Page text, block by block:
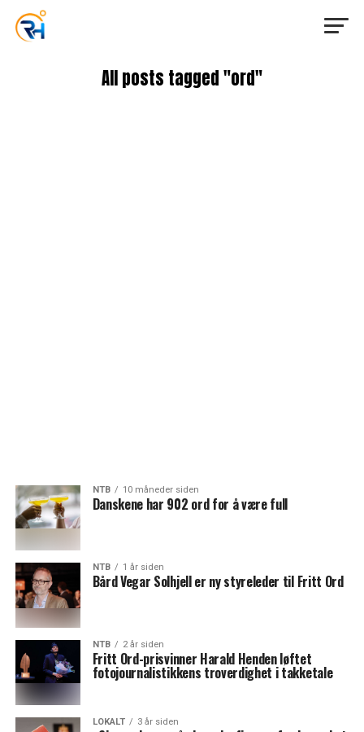
All posts tagged "ord"
NTB 10 måneder siden
Danskene har 902 ord for å være full
NTB 1 år siden
Bård Vegar Solhjell er ny styreleder til Fritt Ord
NTB 2 år siden
Fritt Ord-prisvinner Harald Henden løftet
fotojournalistikkens troverdighet i takketale
LOKALT 3 år siden